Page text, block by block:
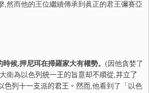
,然而他的王位繼續傳承到眞正的君王彌賽亞
候,押尼珥在掃羅家大有權勢。 (因他貪婪了
衛為以色列 統一王的旨意却不順從,并立了
色列 十一支派的君王。然而,他看到了「以色